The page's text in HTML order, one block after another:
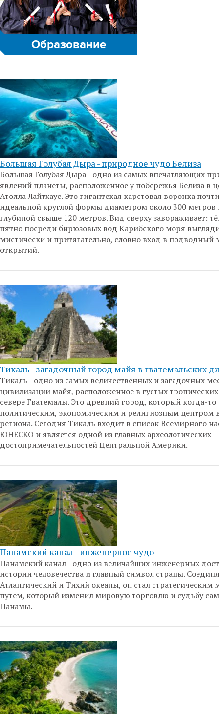
Образование
Большая Голубая Дыра - природное чудо Белиза
Большая Голубая Дыра - одно из самых впечатляющих
явлений планеты, расположенное у побережья Белиза в
Атолла Лайтхаус. Это гигантская карстовая воронка почти
идеальной круглой формы диаметром около 300 метров
глубиной свыше 120 метров. Вид сверху завораживает:
пятно посреди бирюзовых вод Карибского моря
мистически и притягательно, словно вход в подводный
открытий.
Тикаль - загадочный город майя в гватемальских
Тикаль - одно из самых величественных и загадочных
цивилизации майя, расположенное в густых тропических
севере Гватемалы. Это древний город, который когда-
политическим, экономическим и религиозным центром
региона. Сегодня Тикаль входит в список Всемирного
ЮНЕСКО и является одной из главных археологических
достопримечательностей Центральной Америки.
Панамский канал - инженерное чудо
Панамский канал - одно из величайших инженерных
истории человечества и главный символ страны.
Атлантический и Тихий океаны, он стал стратегическим
путем, который изменил мировую торговлю и судьбу
Панамы.